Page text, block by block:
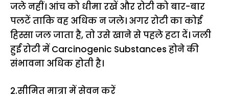
जले नहीं। आंच को धीमा रखें और रोटी को बार-बार
पलटें ताकि वह अधिक न जले। अगर रोटी का कोई
हिस्सा जल जाता है, तो उसे खाने से पहले हटा दें। जली
हुई रोटी में Carcinogenic Substances होने की
संभावना अधिक होती है।
2.सीमित मात्रा में सेवन करें